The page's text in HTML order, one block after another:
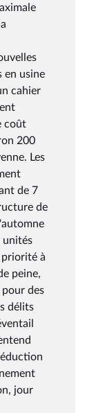
en usine
cahier
coût
200
Les
de 7
de
unités
priorité à
peine,
des
délits
jour